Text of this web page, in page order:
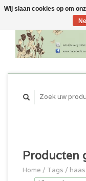
Producten
Home / Tags / haas
Wij slaan cookies op om